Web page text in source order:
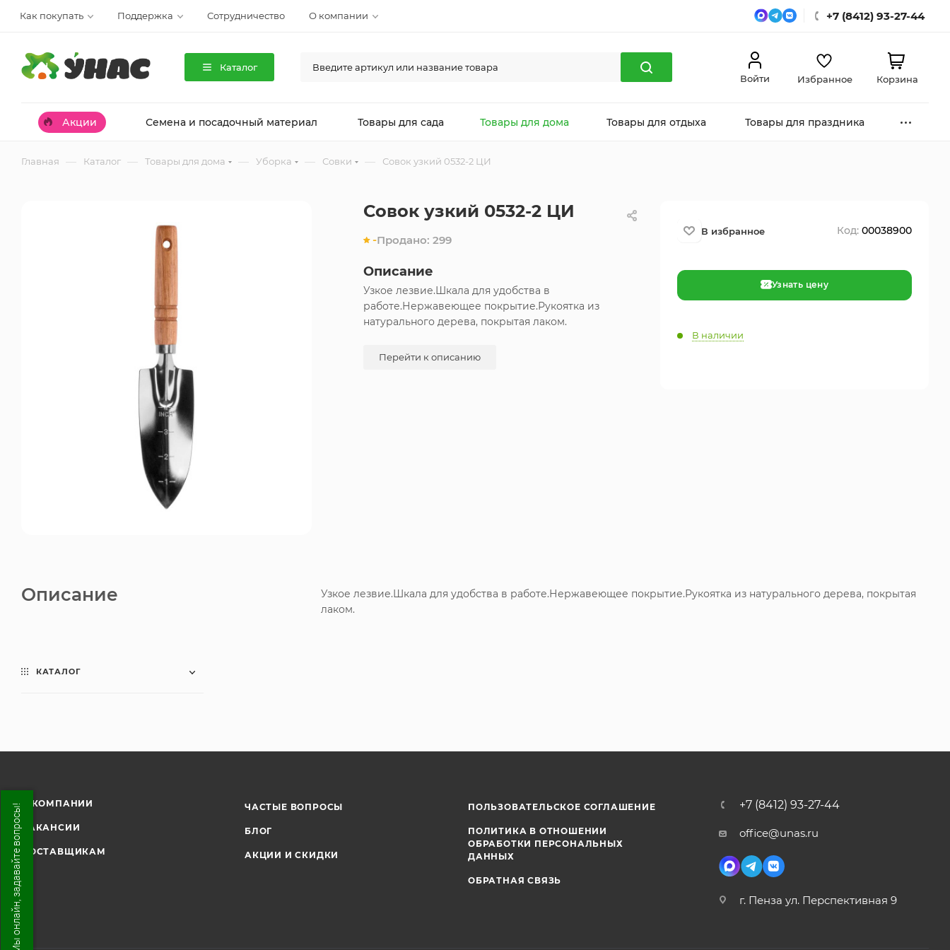
Как покупать Поддержка Сотрудничество О компании +7 (8412) 93-27-44
Каталог
Войти
Избранное Корзина
Акции Семена и посадочный материал Товары для сада Товары для дома Товары для отдыха Товары для праздника
Главная — Каталог — Товары для дома — Уборка — Совки — Совок узкий 0532-2 ЦИ
Совок узкий 0532-2 ЦИ
-Продано: 299
Описание
Узкое лезвие.Шкала для удобства в
работе.Нержавеющее покрытие.Рукоятка из
натурального дерева, покрытая лаком.
Перейти к описанию
Код: 00038900
Узнать цену
В наличии
Описание
Узкое лезвие.Шкала для удобства в работе.Нержавеющее покрытие.Рукоятка из натурального дерева, покрытая
лаком.
КАТАЛОГ
О КОМПАНИИ
ВАКАНСИИ
ПОСТАВЩИКАМ
ЧАСТЫЕ ВОПРОСЫ
БЛОГ
АКЦИИ И СКИДКИ
ПОЛЬЗОВАТЕЛЬСКОЕ СОГЛАШЕНИЕ
ПОЛИТИКА В ОТНОШЕНИИ
ОБРАБОТКИ ПЕРСОНАЛЬНЫХ
ДАННЫХ
ОБРАТНАЯ СВЯЗЬ
+7 (8412) 93-27-44
office@unas.ru
г. Пенза ул. Перспективная 9
Мы онлайн, задавайте вопросы!